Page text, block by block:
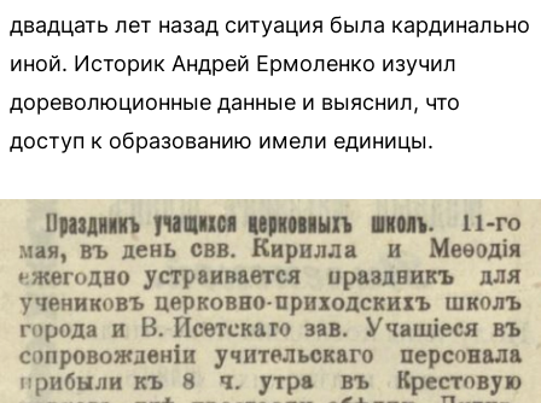
двадцать лет назад ситуация была кардинально
иной. Историк Андрей Ермоленко изучил
дореволюционные данные и выяснил, что
доступ к образованию имели единицы.